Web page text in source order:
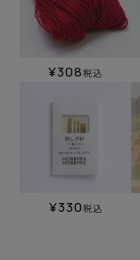
¥308税込
¥330税込